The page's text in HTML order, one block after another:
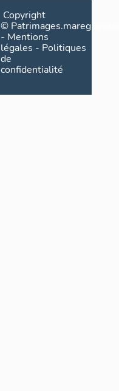
Copyright
©
- Mentions
légales - Politiques
de
confidentialité